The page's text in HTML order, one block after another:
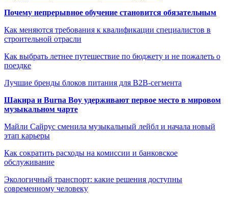
Почему непрерывное обучение становится обязательным
Как меняются требования к квалификации специалистов в
строительной отрасли
Как выбрать летнее путешествие по бюджету и не пожалеть о
поездке
Лучшие бренды блоков питания для B2B-сегмента
Шакира и Burna Boy удерживают первое место в мировом
музыкальном чарте
Майли Сайрус сменила музыкальный лейбл и начала новый
этап карьеры
Как сократить расходы на комиссии и банковское
обслуживание
Экологичный транспорт: какие решения доступны
современному человеку